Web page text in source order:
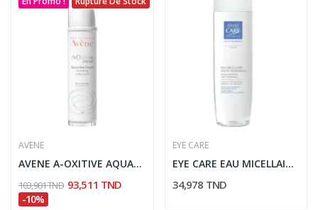
AVENE
AVENE A-OXITIVE AQUA-CREME JOUR LISSANTE 30 ML
103,901 TND 93,511 TND
-10%
EYE CARE
EYE CARE EAU MICELLAIRE HAUTE TOLERANCE 200ML
34,978 TND